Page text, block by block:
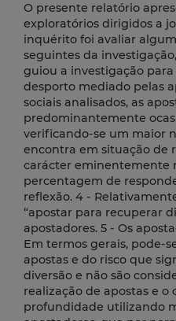
O presente relatório
exploratórios dirigidos a
inquérito foi avaliar
seguintes da
guiou a investigação
desporto mediado pelas
sociais analisados, as
predominantemente
verificando-se um maior
encontra em situação de
carácter eminentemente
percentagem de
reflexão. 4 -
“apostar para recuperar
apostadores. 5 - Os
Em termos gerais, pode-
apostas e do risco que
diversão e não são
realização de apostas e o
profundidade utilizando